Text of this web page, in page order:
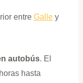
entre Galley
autobús. El
hasta